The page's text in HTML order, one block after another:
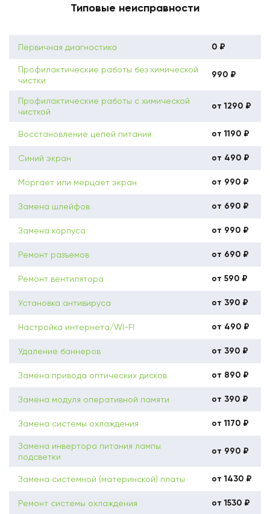
Типовые неисправности
Первичная диагностика 0 ₽
Профилактические работы без химической
чистки
990 ₽
Профилактические работы с химической
чисткой
от 1290 ₽
Восстановление цепей питания от 1190 ₽
Синий экран от 490 ₽
Моргает или мерцает экран от 990 ₽
Замена шлейфов от 690 ₽
Замена корпуса от 990 ₽
Ремонт разъемов от 690 ₽
Ремонт вентилятора от 590 ₽
Установка антивируса от 390 ₽
Настройка интернета/WI-FI от 490 ₽
Удаление баннеров от 390 ₽
Замена привода оптических дисков от 890 ₽
Замена модуля оперативной памяти от 390 ₽
Замена системы охлаждения от 1170 ₽
Замена инвертора питания лампы
подсветки
от 990 ₽
Замена системной (материнской) платы от 1430 ₽
Ремонт системы охлаждения от 1530 ₽